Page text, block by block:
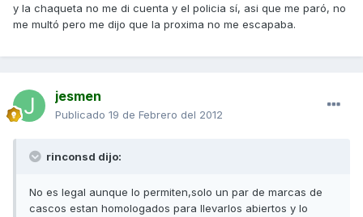
y la chaqueta no me di cuenta y el policia sí, asi que me paró, no
me multó pero me dijo que la proxima no me escapaba.
jesmen
Publicado 19 de Febrero del 2012
rinconsd dijo:
No es legal aunque lo permiten,solo un par de marcas de
cascos estan homologados para llevarlos abiertos y lo